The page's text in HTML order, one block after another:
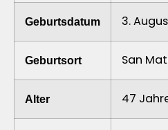
Geburtsdatum 3.
Geburtsort San
Alter 47